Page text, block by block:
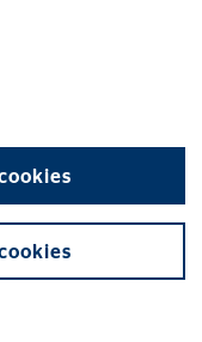
na adrese: V Parku
budou předány v